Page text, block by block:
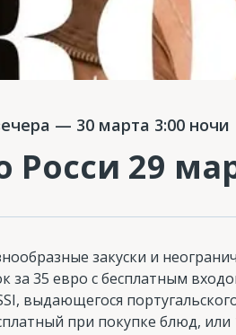
— 30 марта 3:00 ночи
Росси 29
закуски и
за 35 евро с бесплатным
выдающегося
при покупке блюд, или